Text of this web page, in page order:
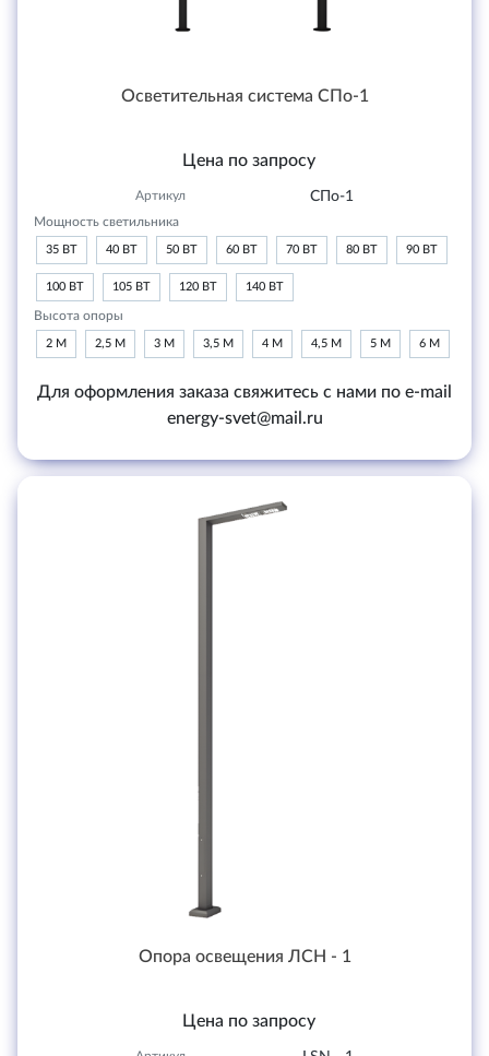
Осветительная система СПо-1
Цена по запросу
Артикул СПо-1
Мощность светильника
35 ВТ 40 ВТ 50 ВТ 60 ВТ 70 ВТ 80 ВТ 90 ВТ
100 ВТ 105 ВТ 120 ВТ 140 ВТ
Высота опоры
2 М 2,5 М 3 М 3,5 М 4 М 4,5 М 5 М 6 М
Для оформления заказа свяжитесь с нами по e-mail
energy-svet@mail.ru
Опора освещения ЛСН - 1
Цена по запросу